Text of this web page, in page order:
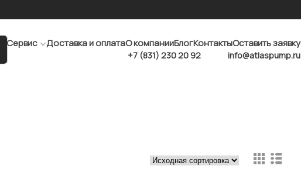
Сервис Доставка и оплатаО компанииБлогКонтактыОставить заявку
+7 (831) 230 20 92 info@atlaspump.ru